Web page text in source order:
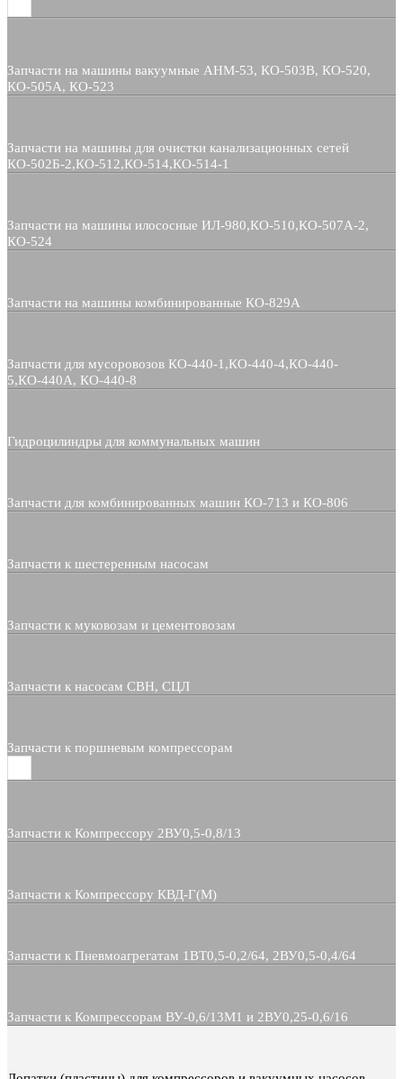
Запчасти на машины вакуумные АНМ-53, КО-503В, КО-520,
КО-505А, КО-523
Запчасти на машины для очистки канализационных сетей
КО-502Б-2,КО-512,КО-514,КО-514-1
Запчасти на машины илососные ИЛ-980,КО-510,КО-507А-2,
КО-524
Запчасти на машины комбинированные КО-829А
Запчасти для мусоровозов КО-440-1,КО-440-4,КО-440-
5,КО-440А, КО-440-8
Гидроцилиндры для коммунальных машин
Запчасти для комбинированных машин КО-713 и КО-806
Запчасти к шестеренным насосам
Запчасти к муковозам и цементовозам
Запчасти к насосам СВН, СЦЛ
Запчасти к поршневым компрессорам
Запчасти к Компрессору 2ВУ0,5-0,8/13
Запчасти к Компрессору КВД-Г(М)
Запчасти к Пневмоагрегатам 1ВТ0,5-0,2/64, 2ВУ0,5-0,4/64
Запчасти к Компрессорам ВУ-0,6/13М1 и 2ВУ0,25-0,6/16